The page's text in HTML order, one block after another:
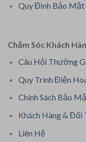
Quy Định Bảo Mật
Chăm Sóc Khách
Câu Hỏi Thường
Quy Trình Điện
Chính Sách Bảo
Khách Hàng & Đối
Liên Hệ